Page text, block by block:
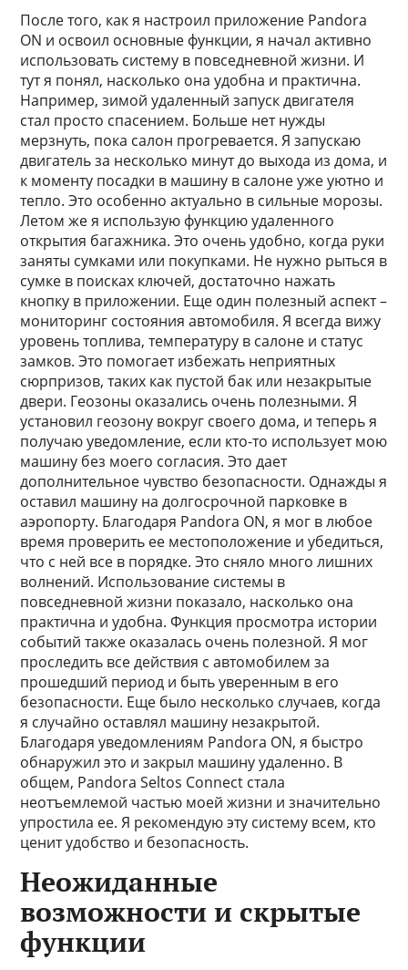
После того, как я настроил приложение Pandora
ON и освоил основные функции, я начал активно
использовать систему в повседневной жизни. И
тут я понял, насколько она удобна и практична.
Например, зимой удаленный запуск двигателя
стал просто спасением. Больше нет нужды
мерзнуть, пока салон прогревается. Я запускаю
двигатель за несколько минут до выхода из дома, и
к моменту посадки в машину в салоне уже уютно и
тепло. Это особенно актуально в сильные морозы.
Летом же я использую функцию удаленного
открытия багажника. Это очень удобно, когда руки
заняты сумками или покупками. Не нужно рыться в
сумке в поисках ключей, достаточно нажать
кнопку в приложении. Еще один полезный аспект –
мониторинг состояния автомобиля. Я всегда вижу
уровень топлива, температуру в салоне и статус
замков. Это помогает избежать неприятных
сюрпризов, таких как пустой бак или незакрытые
двери. Геозоны оказались очень полезными. Я
установил геозону вокруг своего дома, и теперь я
получаю уведомление, если кто-то использует мою
машину без моего согласия. Это дает
дополнительное чувство безопасности. Однажды я
оставил машину на долгосрочной парковке в
аэропорту. Благодаря Pandora ON, я мог в любое
время проверить ее местоположение и убедиться,
что с ней все в порядке. Это сняло много лишних
волнений. Использование системы в
повседневной жизни показало, насколько она
практична и удобна. Функция просмотра истории
событий также оказалась очень полезной. Я мог
проследить все действия с автомобилем за
прошедший период и быть уверенным в его
безопасности. Еще было несколько случаев, когда
я случайно оставлял машину незакрытой.
Благодаря уведомлениям Pandora ON, я быстро
обнаружил это и закрыл машину удаленно. В
общем, Pandora Seltos Connect стала
неотъемлемой частью моей жизни и значительно
упростила ее. Я рекомендую эту систему всем, кто
ценит удобство и безопасность.
Неожиданные
возможности и скрытые
функции